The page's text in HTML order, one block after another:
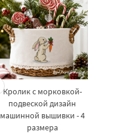
Кролик с морковкой-
подвеской дизайн
машинной вышивки - 4
размера